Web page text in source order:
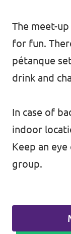
The meet-
for fun.
pétanque
drink and
In case of
indoor
Keep an
group.